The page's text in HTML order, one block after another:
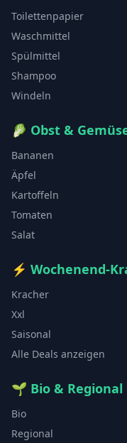
Toilettenpapier
Waschmittel
Spülmittel
Shampoo
Windeln
🥬 Obst &
Bananen
Äpfel
Kartoffeln
Tomaten
Salat
⚡ Wochenend-
Kracher
Xxl
Saisonal
Alle Deals anzeigen
🌱 Bio & Regional
Bio
Regional